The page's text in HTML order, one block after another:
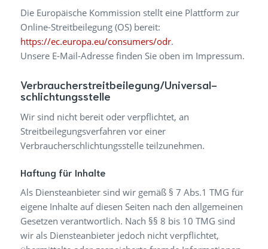
Die Europäische Kommission stellt eine Plattform zur
Online-Streitbeilegung (OS) bereit:
https://ec.europa.eu/consumers/odr.
Unsere E-Mail-Adresse finden Sie oben im Impressum.
Verbraucher­streit­beilegung/Universal­
schlichtungs­stelle
Wir sind nicht bereit oder verpflichtet, an
Streitbeilegungsverfahren vor einer
Verbraucherschlichtungsstelle teilzunehmen.
Haftung für Inhalte
Als Diensteanbieter sind wir gemäß § 7 Abs.1 TMG für
eigene Inhalte auf diesen Seiten nach den allgemeinen
Gesetzen verantwortlich. Nach §§ 8 bis 10 TMG sind
wir als Diensteanbieter jedoch nicht verpflichtet,